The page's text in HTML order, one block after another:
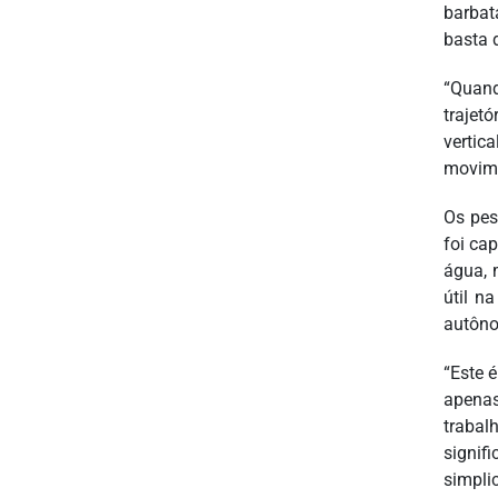
basta
Os
foi
água,
útil
“Este